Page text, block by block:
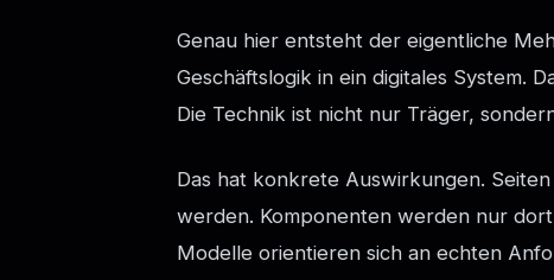
Genau hier entsteht der eigentliche
Geschäftslogik in ein digitales System.
Die Technik ist nicht nur Träger,
Das hat konkrete Auswirkungen.
werden. Komponenten werden nur
Modelle orientieren sich an echten